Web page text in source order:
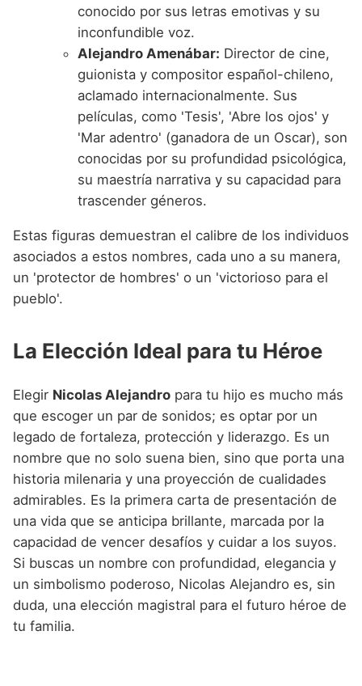
conocido por sus letras emotivas y su
inconfundible voz.
Alejandro Amenábar: Director de cine,
guionista y compositor español-chileno,
aclamado internacionalmente. Sus
películas, como 'Tesis', 'Abre los ojos' y
'Mar adentro' (ganadora de un Oscar), son
conocidas por su profundidad psicológica,
su maestría narrativa y su capacidad para
trascender géneros.
Estas figuras demuestran el calibre de los individuos
asociados a estos nombres, cada uno a su manera,
un 'protector de hombres' o un 'victorioso para el
pueblo'.
La Elección Ideal para tu Héroe
Elegir Nicolas Alejandro para tu hijo es mucho más
que escoger un par de sonidos; es optar por un
legado de fortaleza, protección y liderazgo. Es un
nombre que no solo suena bien, sino que porta una
historia milenaria y una proyección de cualidades
admirables. Es la primera carta de presentación de
una vida que se anticipa brillante, marcada por la
capacidad de vencer desafíos y cuidar a los suyos.
Si buscas un nombre con profundidad, elegancia y
un simbolismo poderoso, Nicolas Alejandro es, sin
duda, una elección magistral para el futuro héroe de
tu familia.